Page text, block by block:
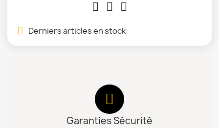
Derniers articles en stock
Garanties Sécurité